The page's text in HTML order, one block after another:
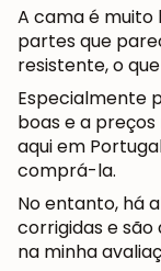
A cama é muito
partes que
resistente, o
Especialmente
boas e a
aqui em
comprá-la.
No entanto, há
corrigidas e
na minha